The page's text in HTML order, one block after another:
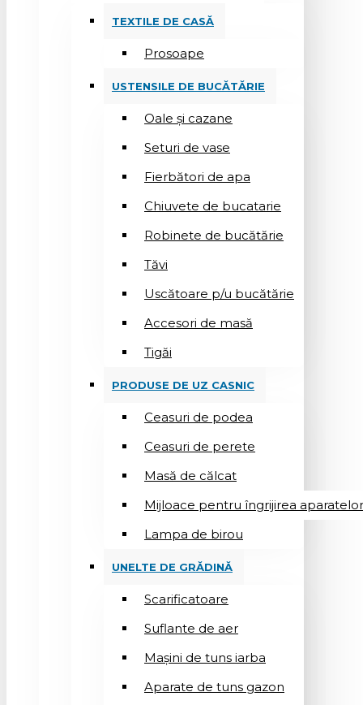
TEXTILE DE CASĂ
Prosoape
USTENSILE DE BUCĂTĂRIE
Oale și cazane
Seturi de vase
Fierbători de apa
Chiuvete de bucatarie
Robinete de bucătărie
Tăvi
Uscătoare p/u bucătărie
Accesori de masă
Tigăi
PRODUSE DE UZ CASNIC
Ceasuri de podea
Ceasuri de perete
Masă de călcat
Mijloace pentru îngrijirea
Lampa de birou
UNELTE DE GRĂDINĂ
Scarificatoare
Suflantе de aer
Mașini de tuns iarba
Aparate de tuns gazon